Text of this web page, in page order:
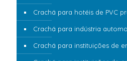
Crachá para hotéis de PVC
Crachá para indústria
Crachá para instituições de